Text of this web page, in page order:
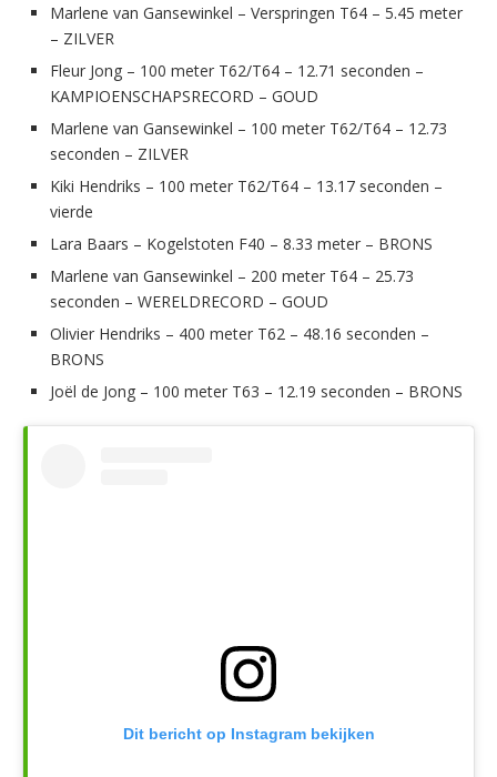
Marlene van Gansewinkel – Verspringen T64 – 5.45 meter
– ZILVER
Fleur Jong – 100 meter T62/T64 – 12.71 seconden –
KAMPIOENSCHAPSRECORD – GOUD
Marlene van Gansewinkel – 100 meter T62/T64 – 12.73
seconden – ZILVER
Kiki Hendriks – 100 meter T62/T64 – 13.17 seconden –
vierde
Lara Baars – Kogelstoten F40 – 8.33 meter – BRONS
Marlene van Gansewinkel – 200 meter T64 – 25.73
seconden – WERELDRECORD – GOUD
Olivier Hendriks – 400 meter T62 – 48.16 seconden –
BRONS
Joël de Jong – 100 meter T63 – 12.19 seconden – BRONS
Dit bericht op Instagram bekijken